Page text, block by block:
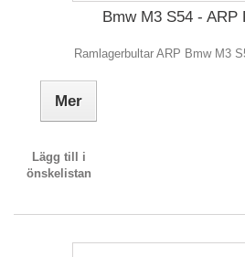
Bmw M3 S54 - ARP
Ramlagerbultar ARP Bmw M3
Mer
Lägg till i
önskelistan